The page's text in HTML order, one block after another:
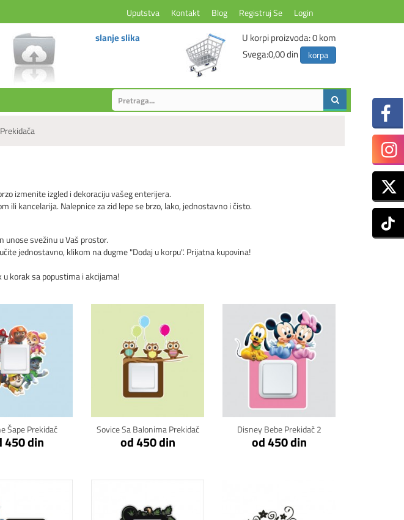
Uputstva Kontakt Blog Registruj Se Login
slanje slika U korpi proizvoda:0kom
Svega:0,00 din korpa
izmenite izgled i dekoraciju vašeg enterijera.
ili kancelarija. Nalepnice za zid lepe se brzo, lako, jednostavno i čisto.
unose svežinu u Vaš prostor.
jednostavno, klikom na dugme "Dodaj u korpu". Prijatna kupovina!
korak sa popustima i akcijama!
Šape Prekidač
450 din
za detalje
Sovice Sa Balonima Prekidač
od 450 din
Klikni za detalje
Disney Bebe Prekidač 2
od 450 din